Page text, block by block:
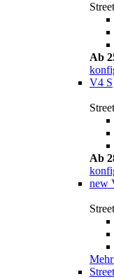
Ab
V4 S
Ab
new